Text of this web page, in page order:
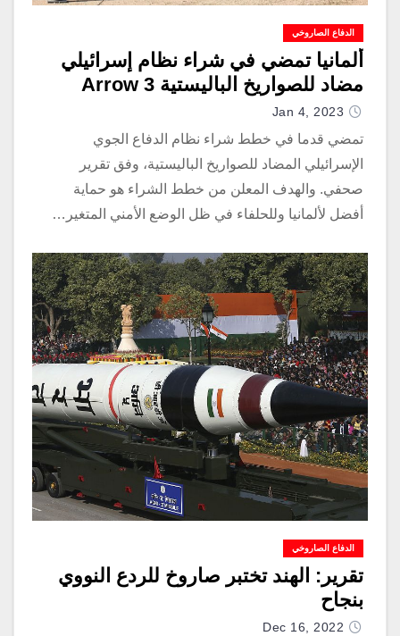
الدفاع الصاروخي
ألمانيا تمضي في شراء نظام إسرائيلي
مضاد للصواريخ الباليستية Arrow 3
Jan 4, 2023
تمضي قدما في خطط شراء نظام الدفاع الجوي
الإسرائيلي المضاد للصواريخ الباليستية، وفق تقرير
صحفي. والهدف المعلن من خطط الشراء هو حماية
أفضل لألمانيا وللحلفاء في ظل الوضع الأمني المتغير…
الدفاع الصاروخي
تقرير: الهند تختبر صاروخ للردع النووي
بنجاح
Dec 16, 2022